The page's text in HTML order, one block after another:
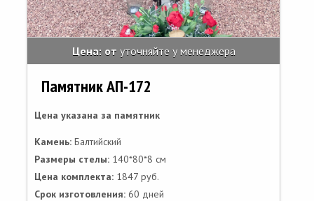
Цена: от уточняйте у менеджера
Памятник АП-172
Цена указана за памятник
Камень: Балтийский
Размеры стелы: 140*80*8 см
Цена комплекта: 1847 руб.
Срок изготовления: 60 дней